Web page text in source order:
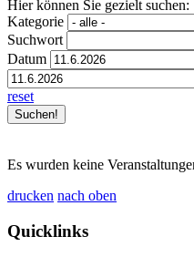
Hier können Sie gezielt suchen:
Kategorie
Suchwort
Datum
reset
Es wurden keine
drucken nach oben
Quicklinks